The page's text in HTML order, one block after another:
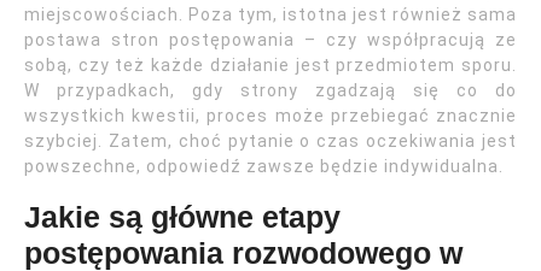
miejscowościach. Poza tym, istotna jest również sama
postawa stron postępowania – czy współpracują ze
sobą, czy też każde działanie jest przedmiotem sporu.
W przypadkach, gdy strony zgadzają się co do
wszystkich kwestii, proces może przebiegać znacznie
szybciej. Zatem, choć pytanie o czas oczekiwania jest
powszechne, odpowiedź zawsze będzie indywidualna.
Jakie są główne etapy
postępowania rozwodowego w